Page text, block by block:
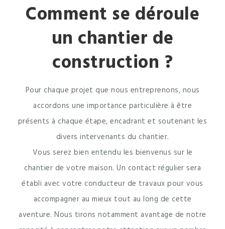
Comment se déroule
un chantier de
construction ?
Pour chaque projet que nous entreprenons, nous
accordons une importance particulière à être
présents à chaque étape, encadrant et soutenant les
divers intervenants du chantier.
Vous serez bien entendu les bienvenus sur le
chantier de votre maison. Un contact régulier sera
établi avec votre conducteur de travaux pour vous
accompagner au mieux tout au long de cette
aventure. Nous tirons notamment avantage de notre